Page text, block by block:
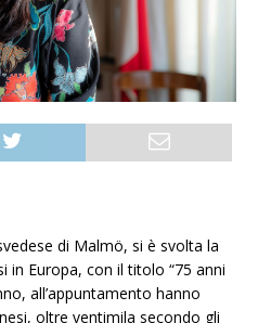
di Malmö, si è svolta la
in Europa, con il titolo “75 anni
all’appuntamento hanno
oltre ventimila secondo gli